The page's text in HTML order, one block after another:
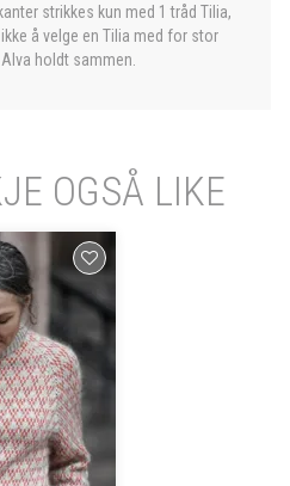
strikkes kun med 1 tråd Tilia,
å velge en Tilia med for stor
holdt sammen.
OGSÅ LIKE